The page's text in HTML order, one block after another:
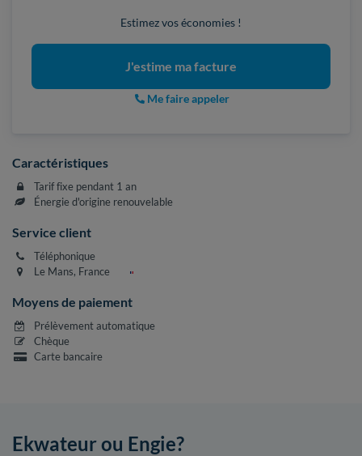
Estimez vos économies !
J'estime ma facture
Me faire appeler
Caractéristiques
Tarif fixe pendant 1 an
Énergie d'origine renouvelable
Service client
Téléphonique
Le Mans, France
Moyens de paiement
Prélèvement automatique
Chèque
Carte bancaire
Ekwateur ou Engie?